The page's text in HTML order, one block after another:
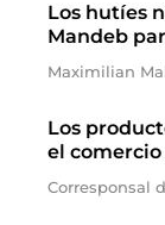
Los hutíes
Mandeb
Maximilian
Los
el
Corresponsal